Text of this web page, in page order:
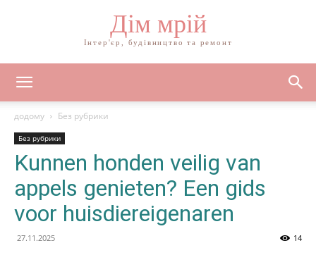
Дім мрій
Інтер'єр, будівництво та ремонт
додому Без рубрики
Без рубрики
Kunnen honden veilig van
appels genieten? Een gids
voor huisdiereigenaren
27.11.2025 14